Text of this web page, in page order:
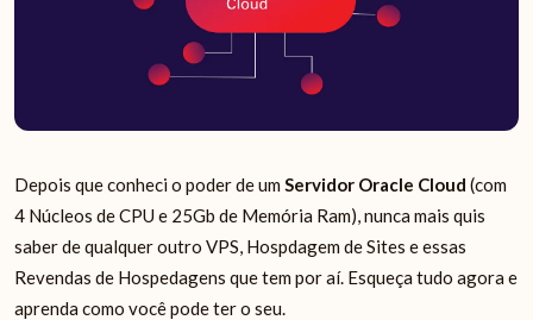
Depois que conheci o poder de umServidor Oracle Cloud (com
4 Núcleos de CPU e 25Gb de Memória Ram), nunca mais quis
saber de qualquer outro VPS, Hospdagem de Sites e essas
Revendas de Hospedagens que tem por aí. Esqueça tudo agora e
aprenda como você pode ter o seu.